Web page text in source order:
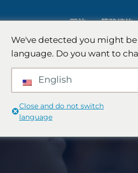
關於 策略諮詢
人工智慧市場
消費者市場研究
We've detected you might
language. Do you want to
English
Close and do not switch
language